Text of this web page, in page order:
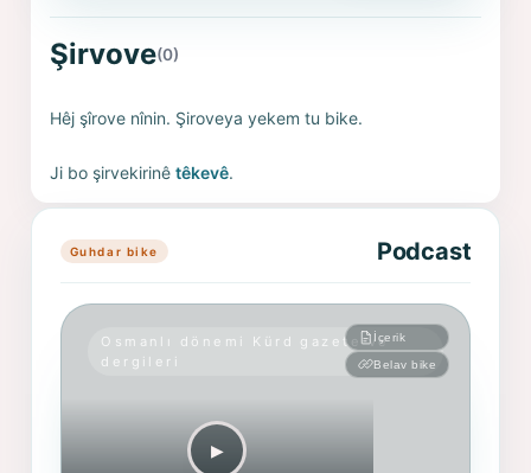
Şirvove(0)
Hêj şîrove nînin. Şiroveya yekem tu bike.
Ji bo şirvekirinêtêkevê.
Guhdar bike Podcast
Osmanlı dönemi Kürd gazete ve
dergileri
İçerik
Belav bike
▶︎